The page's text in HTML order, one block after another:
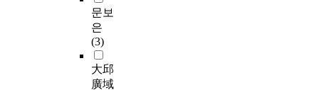
문보
은
(3)
大邱
廣域